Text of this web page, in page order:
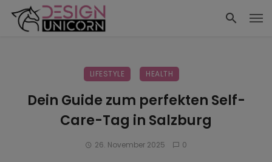
LIFESTYLE HEALTH
Dein Guide zum perfekten Self-
Care-Tag in Salzburg
26. November 2025 0